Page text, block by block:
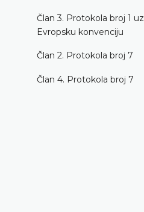
Član 3. Protokola broj 1 uz
Evropsku konvenciju
Član 2. Protokola broj 7
Član 4. Protokola broj 7